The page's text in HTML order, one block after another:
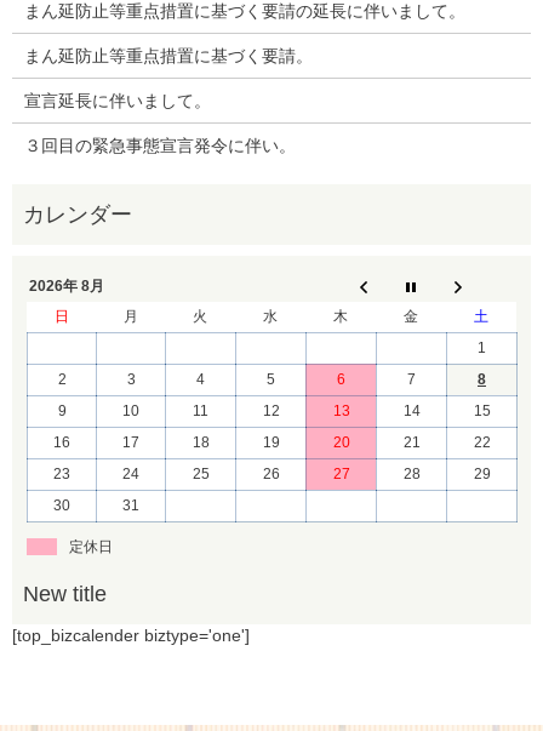
まん延防止等重点措置に基づく要請の延長に伴いまして。
まん延防止等重点措置に基づく要請。
宣言延長に伴いまして。
３回目の緊急事態宣言発令に伴い。
2026年 8月
日
月 火 水 木 金
土
1
2
3 4 5 6 7
8
9
10 11 12 13 14
15
16
17 18 19 20 21
22
23
24 25 26 27 28
29
30
31
定休日